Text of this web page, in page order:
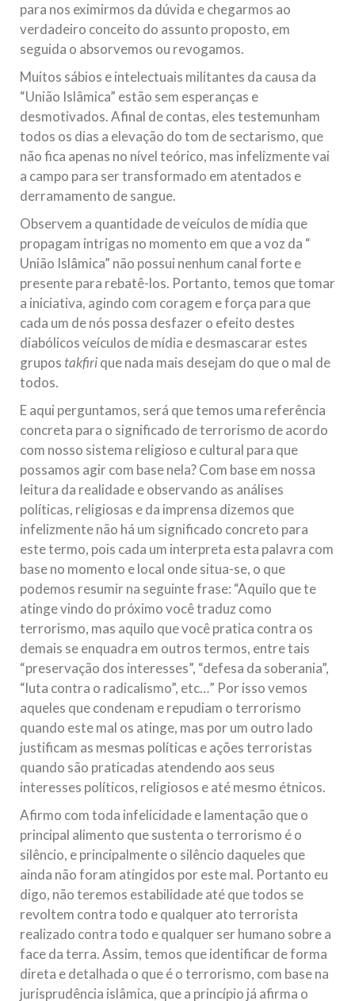
para nos eximirmos da dúvida e chegarmos ao
verdadeiro conceito do assunto proposto, em
seguida o absorvemos ou revogamos.
Muitos sábios e intelectuais militantes da causa da
“União Islâmica” estão sem esperanças e
desmotivados. Afinal de contas, eles testemunham
todos os dias a elevação do tom de sectarismo, que
não fica apenas no nível teórico, mas infelizmente vai
a campo para ser transformado em atentados e
derramamento de sangue.
Observem a quantidade de veículos de mídia que
propagam intrigas no momento em que a voz da “
União Islâmica” não possui nenhum canal forte e
presente para rebatê-los. Portanto, temos que tomar
a iniciativa, agindo com coragem e força para que
cada um de nós possa desfazer o efeito destes
diabólicos veículos de mídia e desmascarar estes
grupos takfirique nada mais desejam do que o mal de
todos.
E aqui perguntamos, será que temos uma referência
concreta para o significado de terrorismo de acordo
com nosso sistema religioso e cultural para que
possamos agir com base nela? Com base em nossa
leitura da realidade e observando as análises
políticas, religiosas e da imprensa dizemos que
infelizmente não há um significado concreto para
este termo, pois cada um interpreta esta palavra com
base no momento e local onde situa-se, o que
podemos resumir na seguinte frase: “Aquilo que te
atinge vindo do próximo você traduz como
terrorismo, mas aquilo que você pratica contra os
demais se enquadra em outros termos, entre tais
“preservação dos interesses”, “defesa da soberania”,
“luta contra o radicalismo”, etc…” Por isso vemos
aqueles que condenam e repudiam o terrorismo
quando este mal os atinge, mas por um outro lado
justificam as mesmas políticas e ações terroristas
quando são praticadas atendendo aos seus
interesses políticos, religiosos e até mesmo étnicos.
Afirmo com toda infelicidade e lamentação que o
principal alimento que sustenta o terrorismo é o
silêncio, e principalmente o silêncio daqueles que
ainda não foram atingidos por este mal. Portanto eu
digo, não teremos estabilidade até que todos se
revoltem contra todo e qualquer ato terrorista
realizado contra todo e qualquer ser humano sobre a
face da terra. Assim, temos que identificar de forma
direta e detalhada o que é o terrorismo, com base na
jurisprudência islâmica, que a princípio já afirma o